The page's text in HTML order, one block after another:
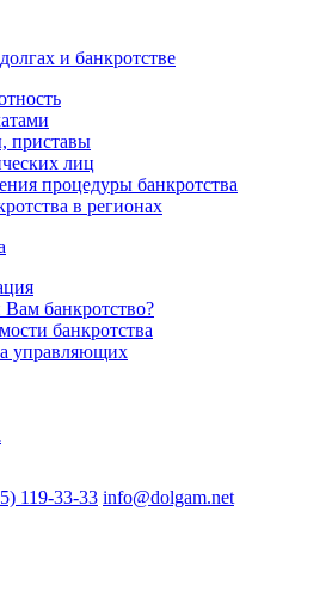
и банкротстве
приставы
лиц
процедуры банкротства
в регионах
Вам банкротство?
банкротства
управляющих
119-33-33 info@dolgam.net